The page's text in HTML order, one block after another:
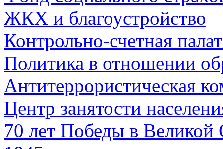
ЖКХ и благоустройство
Контрольно-счетная
Политика в отношении
Антитеррористическая
Центр занятости
70 лет Победы в Великой